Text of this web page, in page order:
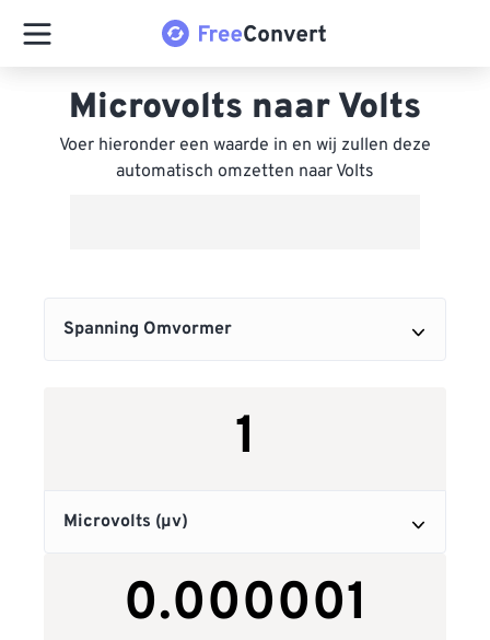
Microvolts naar Volts
Voer hieronder een waarde in en wij zullen deze
automatisch omzetten naar Volts